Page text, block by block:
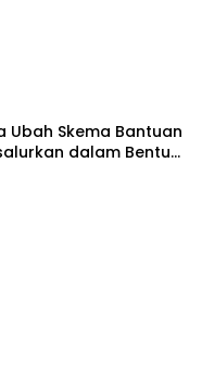
Ubah Skema Bantuan
dalam Bentuk
Juta